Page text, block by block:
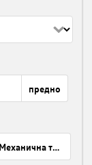
предно
Механична трансмисия